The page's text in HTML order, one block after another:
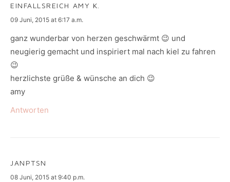
EINFALLSREICH AMY K.
says:
09 Juni, 2015 at 6:17 a.m.
ganz wunderbar von herzen geschwärmt 😉 und
neugierig gemacht und inspiriert mal nach kiel zu fahren
😉
herzlichste grüße & wünsche an dich 😉
amy
Antworten
JANPTSN
says:
08 Juni, 2015 at 9:40 p.m.